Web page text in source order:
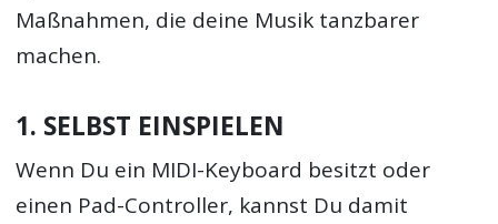
Maßnahmen, die deine Musik tanzbarer
machen.
1. SELBST EINSPIELEN
Wenn Du ein MIDI-Keyboard besitzt oder
einen Pad-Controller, kannst Du damit